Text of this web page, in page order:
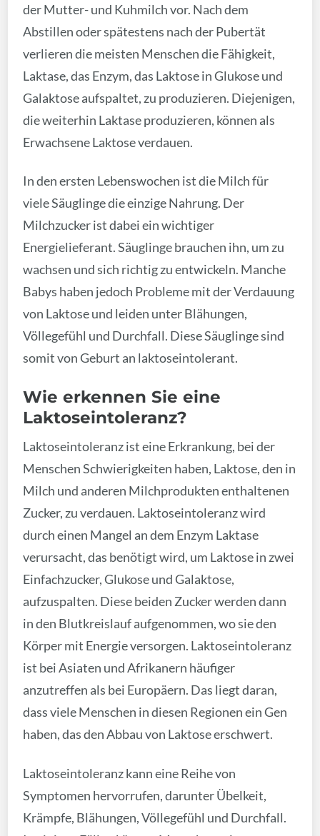
der Mutter- und Kuhmilch vor. Nach dem
Abstillen oder spätestens nach der Pubertät
verlieren die meisten Menschen die Fähigkeit,
Laktase, das Enzym, das Laktose in Glukose und
Galaktose aufspaltet, zu produzieren. Diejenigen,
die weiterhin Laktase produzieren, können als
Erwachsene Laktose verdauen.
In den ersten Lebenswochen ist die Milch für
viele Säuglinge die einzige Nahrung. Der
Milchzucker ist dabei ein wichtiger
Energielieferant. Säuglinge brauchen ihn, um zu
wachsen und sich richtig zu entwickeln. Manche
Babys haben jedoch Probleme mit der Verdauung
von Laktose und leiden unter Blähungen,
Völlegefühl und Durchfall. Diese Säuglinge sind
somit von Geburt an laktoseintolerant.
Wie erkennen Sie eine
Laktoseintoleranz?
Laktoseintoleranz ist eine Erkrankung, bei der
Menschen Schwierigkeiten haben, Laktose, den in
Milch und anderen Milchprodukten enthaltenen
Zucker, zu verdauen. Laktoseintoleranz wird
durch einen Mangel an dem Enzym Laktase
verursacht, das benötigt wird, um Laktose in zwei
Einfachzucker, Glukose und Galaktose,
aufzuspalten. Diese beiden Zucker werden dann
in den Blutkreislauf aufgenommen, wo sie den
Körper mit Energie versorgen. Laktoseintoleranz
ist bei Asiaten und Afrikanern häufiger
anzutreffen als bei Europäern. Das liegt daran,
dass viele Menschen in diesen Regionen ein Gen
haben, das den Abbau von Laktose erschwert.
Laktoseintoleranz kann eine Reihe von
Symptomen hervorrufen, darunter Übelkeit,
Krämpfe, Blähungen, Völlegefühl und Durchfall.